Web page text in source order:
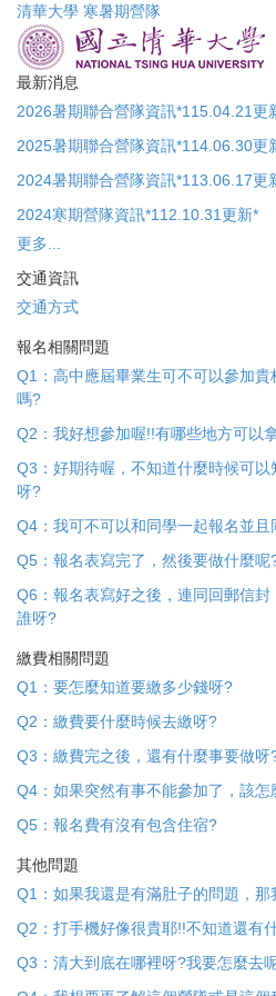
跳
到
主
要
內
區
清華大學 寒暑期營隊
最新消息
2026暑期聯合營隊資訊*115.04.21更
2025暑期聯合營隊資訊*114.06.30更
2024暑期聯合營隊資訊*113.06.17更
2024寒期營隊資訊*112.10.31更新*
更多...
交通資訊
交通方式
報名相關問題
Q1：高中應屆畢業生可不可以參加
嗎?
Q2：我好想參加喔!!有哪些地方可以
Q3：好期待喔，不知道什麼時候可
呀?
Q4：我可不可以和同學一起報名並且
Q5：報名表寫完了，然後要做什麼呢
Q6：報名表寫好之後，連同回郵信
誰呀?
繳費相關問題
Q1：要怎麼知道要繳多少錢呀?
Q2：繳費要什麼時候去繳呀?
Q3：繳費完之後，還有什麼事要做呀
Q4：如果突然有事不能參加了，該怎
Q5：報名費有沒有包含住宿?
其他問題
Q1：如果我還是有滿肚子的問題，那
Q2：打手機好像很貴耶!!不知道還有
Q3：清大到底在哪裡呀?我要怎麼去